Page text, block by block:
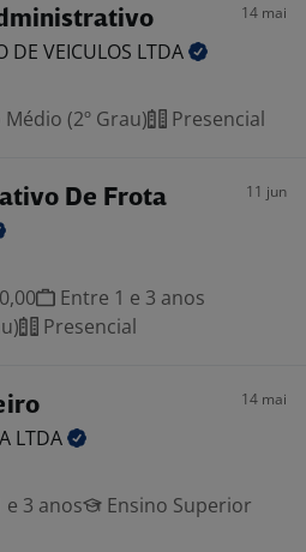
14 mai
DE VEICULOS LTDA
(2º Grau) Presencial
De Frota 11 jun
Entre 1 e 3 anos
Presencial
14 mai
LTDA
e 3 anos
Ensino Superior